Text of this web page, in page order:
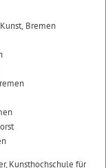
Bremen
Kunsthochschule für